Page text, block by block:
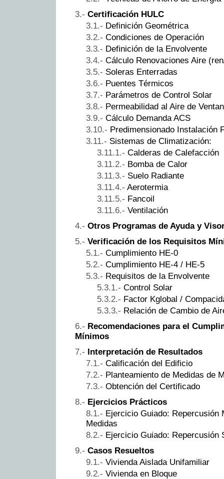
Certificación HULC
Definición Geométrica
Condiciones de Operación
Definición de la Envolvente
Cálculo Renovaciones Aire
Soleras Enterradas
Puentes Térmicos
Parámetros de Control Solar
Permeabilidad al Aire de
Cálculo Demanda ACS
Predimensionado Instalación
Sistemas de Climatización:
Calderas de Calefacción
Bomba de Calor
Suelo Radiante
Aerotermia
Fancoil
Ventilación
Otros Programas de Ayuda y
Verificación de los Requisitos
Cumplimiento HE-0
Cumplimiento HE-4 / HE-5
Requisitos de la Envolvente
Control Solar
Factor Kglobal /
Relación de Cambio de
Recomendaciones para el
Mínimos
Interpretación de Resultados
Calificación del Edificio
Planteamiento de Medidas de
Obtención del Certificado
Ejercicios Prácticos
Ejercicio Guiado: Repercusión
Medidas
Ejercicio Guiado: Repercusión
Casos Resueltos
Vivienda Aislada Unifamiliar
Vivienda en Bloque